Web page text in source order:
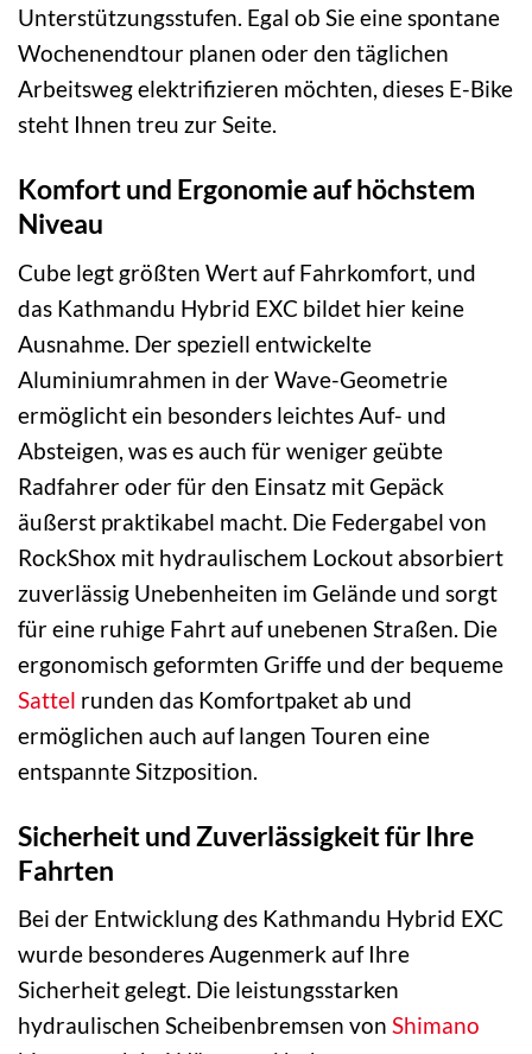
Unterstützungsstufen. Egal ob Sie eine spontane
Wochenendtour planen oder den täglichen
Arbeitsweg elektrifizieren möchten, dieses E-Bike
steht Ihnen treu zur Seite.
Komfort und Ergonomie auf höchstem
Niveau
Cube legt größten Wert auf Fahrkomfort, und
das Kathmandu Hybrid EXC bildet hier keine
Ausnahme. Der speziell entwickelte
Aluminiumrahmen in der Wave-Geometrie
ermöglicht ein besonders leichtes Auf- und
Absteigen, was es auch für weniger geübte
Radfahrer oder für den Einsatz mit Gepäck
äußerst praktikabel macht. Die Federgabel von
RockShox mit hydraulischem Lockout absorbiert
zuverlässig Unebenheiten im Gelände und sorgt
für eine ruhige Fahrt auf unebenen Straßen. Die
ergonomisch geformten Griffe und der bequeme
Sattel runden das Komfortpaket ab und
ermöglichen auch auf langen Touren eine
entspannte Sitzposition.
Sicherheit und Zuverlässigkeit für Ihre
Fahrten
Bei der Entwicklung des Kathmandu Hybrid EXC
wurde besonderes Augenmerk auf Ihre
Sicherheit gelegt. Die leistungsstarken
hydraulischen Scheibenbremsen von Shimano